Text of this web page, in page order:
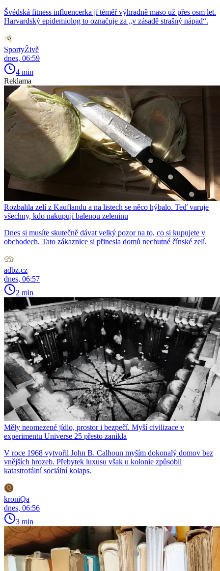
Švédská fitness influencerka jí téměř výhradně maso už přes osm let.
Harvardský epidemiolog to označuje za „v zásadě strašný nápad“.
SportyŽivě
dnes, 06:59
4 min
Reklama
Rozbalila zelí z Kauflandu a na listech se něco hýbalo. Teď varuje
všechny, kdo nakupují balenou zeleninu
Dnes si musíte skutečně dávat velký pozor na to, co si kupujete v
obchodech. Tato zákaznice si přinesla domů nechutné čínské zelí.
adbz.cz
dnes, 06:57
2 min
Měly neomezené jídlo, prostor i bezpečí. Myší civilizace v
experimentu Universe 25 přesto zanikla
V roce 1968 vytvořil John B. Calhoun myším dokonalý domov bez
vnějších hrozeb. Přebytek luxusu však u kolonie způsobil
katastrofální sociální kolaps.
kroniQa
dnes, 06:56
3 min